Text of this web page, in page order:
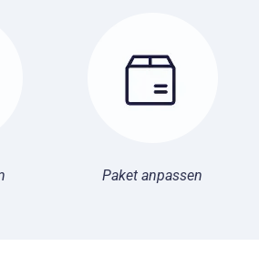
Paket anpassen